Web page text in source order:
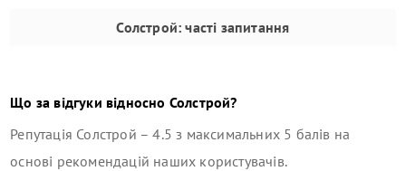
Солстрой: часті запитання
Що за відгуки відносно Солстрой?
Репутація Солстрой –4.5 з максимальних 5 балів на
основі рекомендацій наших користувачів.